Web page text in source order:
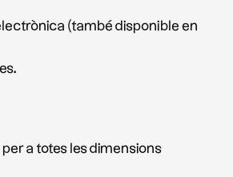
(també disponible en
per a totes les dimensions